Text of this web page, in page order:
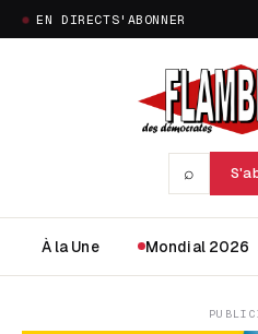
EN DIRECTS'ABONNER
⌕
À la Une Mondial 2026